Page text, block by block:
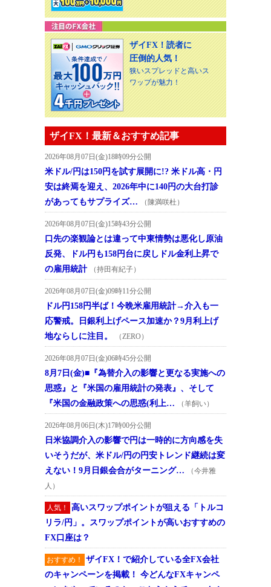
ザイFX！読者に
圧倒的人気！
狭いスプレッドと高いス
ワップが魅力！
ザイFX！最新＆おすすめ記事
2026年08月07日(金)18時09分公開
米ドル/円は150円を試す展開に!? 米ドル高・円
安は終焉を迎え、2026年中に140円の大台打診
があってもサプライズ…
（陳満咲杜）
2026年08月07日(金)15時43分公開
口先の楽観論とは違って中東情勢は悪化し原油
反発、ドル円も158円台に戻しドル金利上昇で
の雇用統計
（持田有紀子）
2026年08月07日(金)09時11分公開
ドル円158円半ば！今晩米雇用統計→介入も一
応警戒。日銀利上げペース加速か？9月利上げ
地ならしに注目。
（ZERO）
2026年08月07日(金)06時45分公開
8月7日(金)■『為替介入の影響と更なる実施への
思惑』と『米国の雇用統計の発表』、そして
『米国の金融政策への思惑(利上…
（羊飼い）
2026年08月06日(木)17時00分公開
日米協調介入の影響で円は一時的に方向感を失
いそうだが、米ドル/円の円安トレンド継続は変
えない！9月日銀会合がターニング…
（今井雅
人）
人気！
高いスワップポイントが狙える「トルコ
リラ/円」。スワップポイントが高いおすすめの
FX口座は？
おすすめ！
ザイFX！で紹介している全FX会社
のキャンペーンを掲載！ 今どんなFXキャンペ